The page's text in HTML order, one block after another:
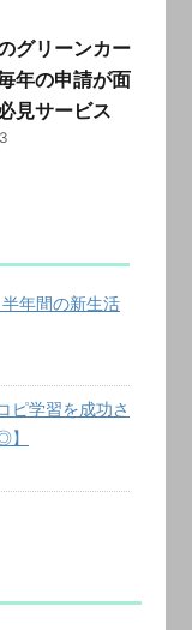
グリーンカー
年の申請が面
見サービス
年間の新生活
ピ学習を成功さ